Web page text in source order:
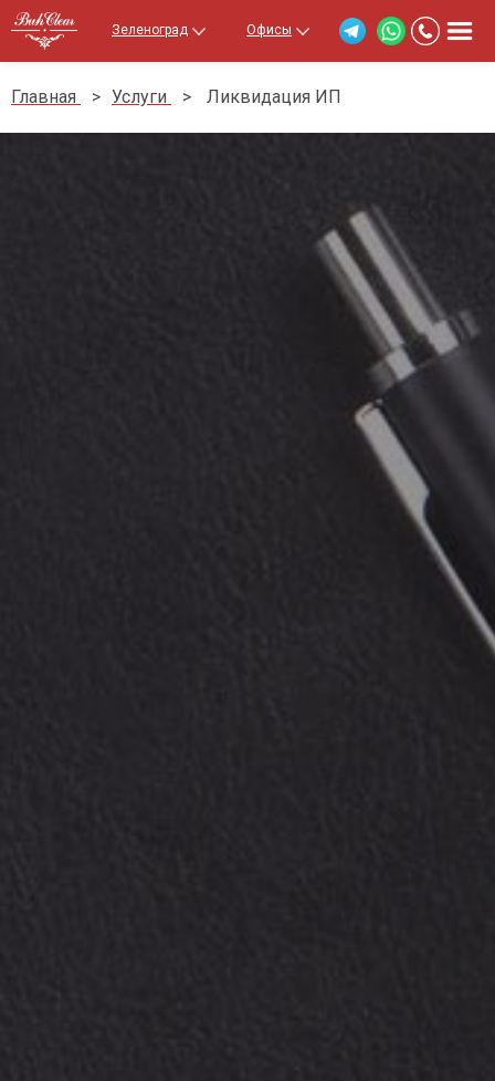
Зеленоград Офисы
Главная > Услуги > Ликвидация ИП